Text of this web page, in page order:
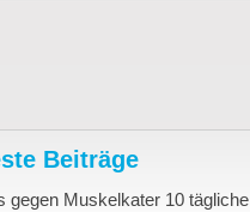
Beiträge
gegen Muskelkater 10 tägliche